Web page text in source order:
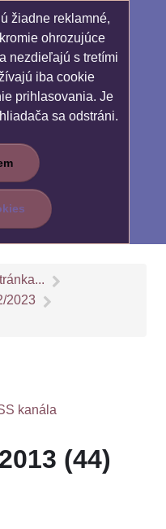
žiadne reklamné,
ohrozujúce
nezdieľajú s tretími
iba cookie
prihlasovania. Je
sa odstráni.
2023
kanála
(44)